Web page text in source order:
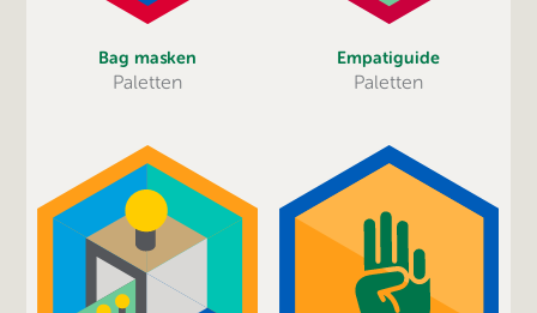
Bag masken
Paletten
Empatiguide
Paletten